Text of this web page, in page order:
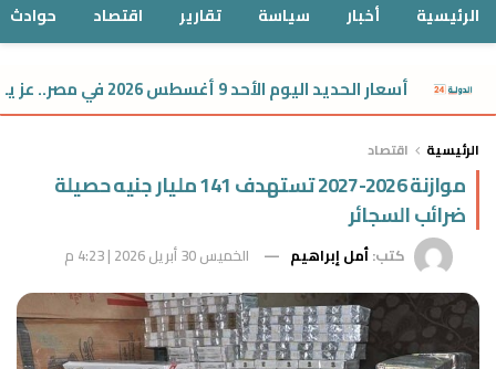
الرئيسية أخبار سياسة تقارير اقتصاد حوادث
أسعار الحديد اليوم الأحد 9 أغسطس 2026 في مصر.. عز يسجل 39,850 جنيهًا
الرئيسية اقتصاد
موازنة 2026-2027 تستهدف 141 مليار جنيه حصيلة
ضرائب السجائر
كتب:أمل إبراهيم الخميس 30 أبريل 2026 | 4:23 م